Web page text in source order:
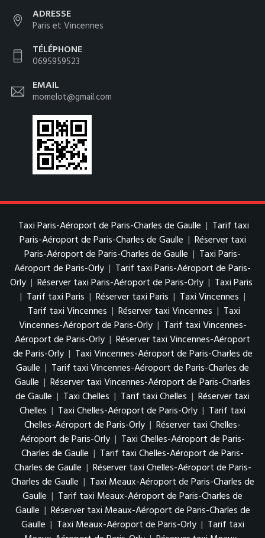
ADRESSE
Paris et Vincennes
TÉLÉPHONE
0695959523
EMAIL
momelot@gmail.com
Taxi Paris-Aéroport de Paris-Charles de Gaulle | Tarif taxi
Paris-Aéroport de Paris-Charles de Gaulle | Réserver taxi
Paris-Aéroport de Paris-Charles de Gaulle | Taxi Paris-
Aéroport de Paris-Orly | Tarif taxi Paris-Aéroport de Paris-
Orly | Réserver taxi Paris-Aéroport de Paris-Orly | Taxi Paris
| Tarif taxi Paris | Réserver taxi Paris | Taxi Vincennes |
Tarif taxi Vincennes | Réserver taxi Vincennes | Taxi
Vincennes-Aéroport de Paris-Orly | Tarif taxi Vincennes-
Aéroport de Paris-Orly | Réserver taxi Vincennes-Aéroport
de Paris-Orly | Taxi Vincennes-Aéroport de Paris-Charles de
Gaulle | Tarif taxi Vincennes-Aéroport de Paris-Charles de
Gaulle | Réserver taxi Vincennes-Aéroport de Paris-Charles
de Gaulle | Taxi Chelles | Tarif taxi Chelles | Réserver taxi
Chelles | Taxi Chelles-Aéroport de Paris-Orly | Tarif taxi
Chelles-Aéroport de Paris-Orly | Réserver taxi Chelles-
Aéroport de Paris-Orly | Taxi Chelles-Aéroport de Paris-
Charles de Gaulle | Tarif taxi Chelles-Aéroport de Paris-
Charles de Gaulle | Réserver taxi Chelles-Aéroport de Paris-
Charles de Gaulle | Taxi Meaux-Aéroport de Paris-Charles de
Gaulle | Tarif taxi Meaux-Aéroport de Paris-Charles de
Gaulle | Réserver taxi Meaux-Aéroport de Paris-Charles de
Gaulle | Taxi Meaux-Aéroport de Paris-Orly | Tarif taxi